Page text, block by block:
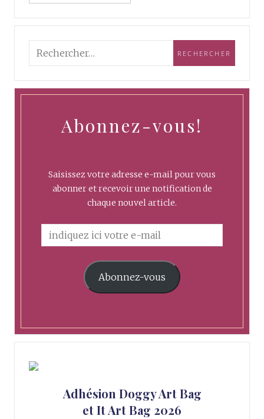
Abonnez-vous!
Saisissez votre adresse e-mail pour vous
abonner et recevoir une notification de
chaque nouvel article.
Abonnez-vous
Adhésion Doggy Art Bag
et It Art Bag 2026